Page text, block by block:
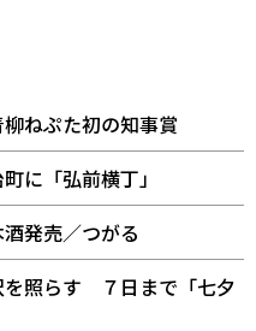
ねぷた初の知事賞
に「弘前横丁」
発売／つがる
を照らす ７日まで「七夕